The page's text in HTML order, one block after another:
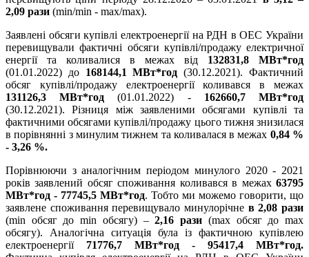
2,09 рази (min/min - max/max).
Заявлені обсяги купівлі електроенергії на РДН в ОЕС України
перевищували фактичні обсяги купівлі/продажу електричної
енергії та коливалися в межах від 132831,8 МВт*год
(01.01.2022) до 168144,1 МВт*год (30.12.2021). Фактичний
обсяг купівлі/продажу електроенергії коливався в межах
131126,3 МВт*год (01.01.2022) - 162660,7 МВт*год
(30.12.2021). Різниця між заявленими обсягами купівлі та
фактичними обсягами купівлі/продажу цього тижня знизилася
в порівнянні з минулим тижнем та коливалася в межах 0,84 %
- 3,26 %.
Порівнюючи з аналогічним періодом минулого 2020 - 2021
років заявлений обсяг споживання коливався в межах63795
МВт*год - 77745,5 МВт*год. Тобто ми можемо говорити, що
заявлене споживання перевищувало минулорічне в 2,08 рази
(min обсяг до min обсягу) –2,16 рази (max обсяг до max
обсягу). Аналогічна ситуація була із фактичною купівлею
електроенергії71776,7 МВт*год - 95417,4 МВт*год.